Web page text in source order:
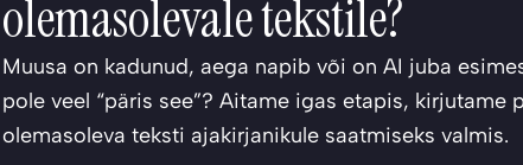
olemasolevale tekstile?
Muusa on kadunud, aega napib või on AI juba
pole veel “päris see”? Aitame igas etapis, kirjutame
olemasoleva teksti ajakirjanikule saatmiseks valmis.